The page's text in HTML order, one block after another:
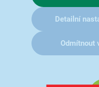
Detailní
Odmítnout
pohodlná
letecké kvality dodává
hraní. Klávesy z odolného
dlouho čitelné. Herní
úhly sklonu s